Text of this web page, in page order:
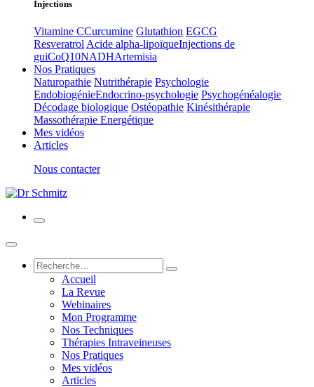
Injections
Vitamine CCurcumine Glutathion EGCG
Resveratrol Acide alpha-lipoïqueInjections de
guiCoQ10NADHArtemisia
Nos Pratiques
Naturopathie Nutrithérapie Psychologie
EndobiogénieEndocrino-psychologie Psychogénéalogie
Décodage biologique Ostéopathie Kinésithérapie
Massothérapie Energétique
Mes vidéos
Articles
Nous contacter
Accueil
La Revue
Webinaires
Mon Programme
Nos Techniques
Thérapies Intraveineuses
Nos Pratiques
Mes vidéos
Articles